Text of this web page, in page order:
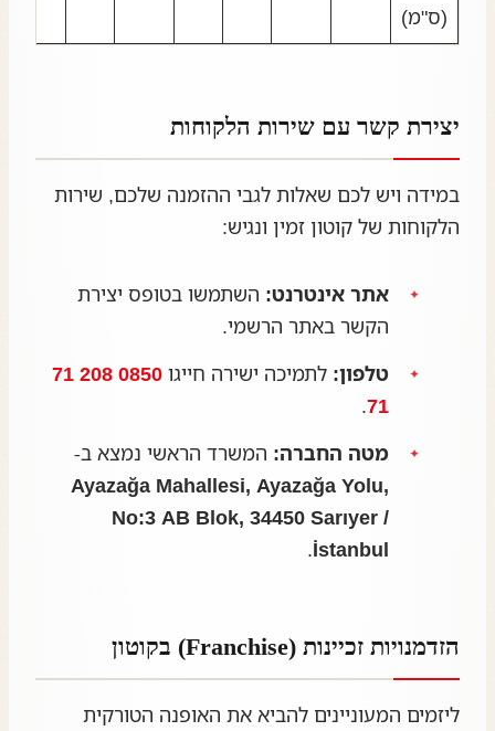
(ס"מ)
יצירת קשר עם שירות הלקוחות
במידה ויש לכם שאלות לגבי ההזמנה שלכם, שירות
הלקוחות של קוטון זמין ונגיש:
אתר אינטרנט: השתמשו בטופס יצירת
הקשר באתר הרשמי.
טלפון: לתמיכה ישירה חייגו
0850 208 71
71
.
מטה החברה: המשרד הראשי נמצא ב-
Ayazağa Mahallesi, Ayazağa Yolu,
No:3 AB Blok, 34450 Sarıyer /
İstanbul
.
הזדמנויות זכיינות (Franchise) בקוטון
ליזמים המעוניינים להביא את האופנה הטורקית